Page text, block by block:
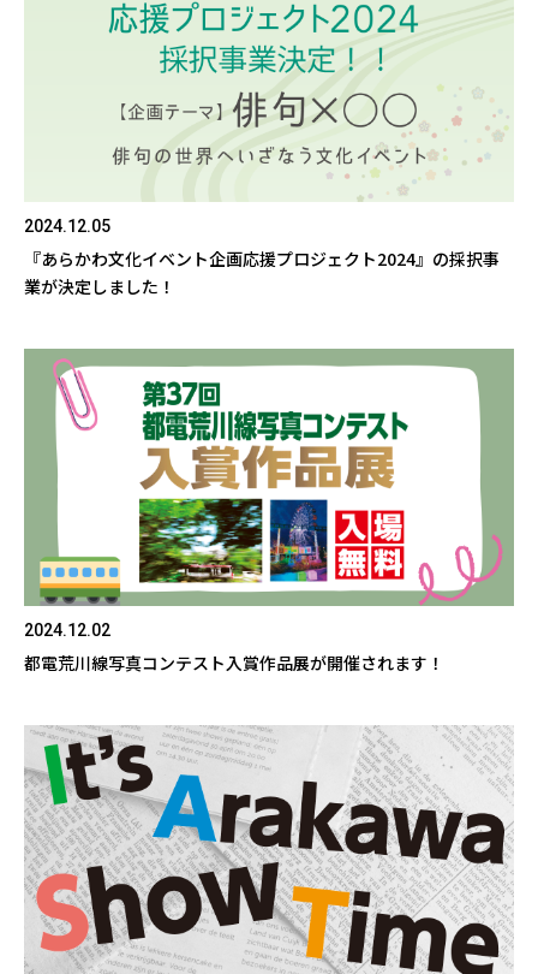
2024.12.05
『あらかわ文化イベント企画応援プロジェクト2024』の採択事
業が決定しました！
2024.12.02
都電荒川線写真コンテスト入賞作品展が開催されます！